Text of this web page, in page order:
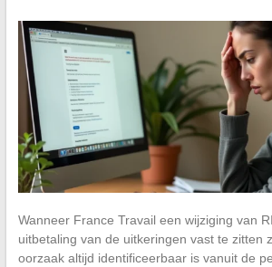
Wanneer France Travail een wijziging van
uitbetaling van de uitkeringen vast te zitten
oorzaak altijd identificeerbaar is vanuit de